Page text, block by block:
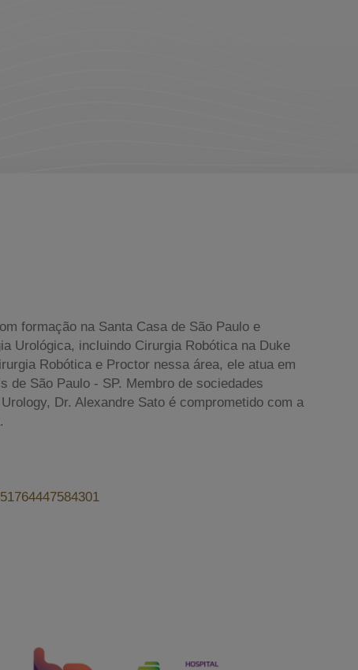
formação na Santa Casa de São Paulo e
Urológica, incluindo Cirurgia Robótica na Duke
Robótica e Proctor nessa área, ele atua em
de São Paulo - SP. Membro de sociedades
Dr. Alexandre Sato é comprometido com a